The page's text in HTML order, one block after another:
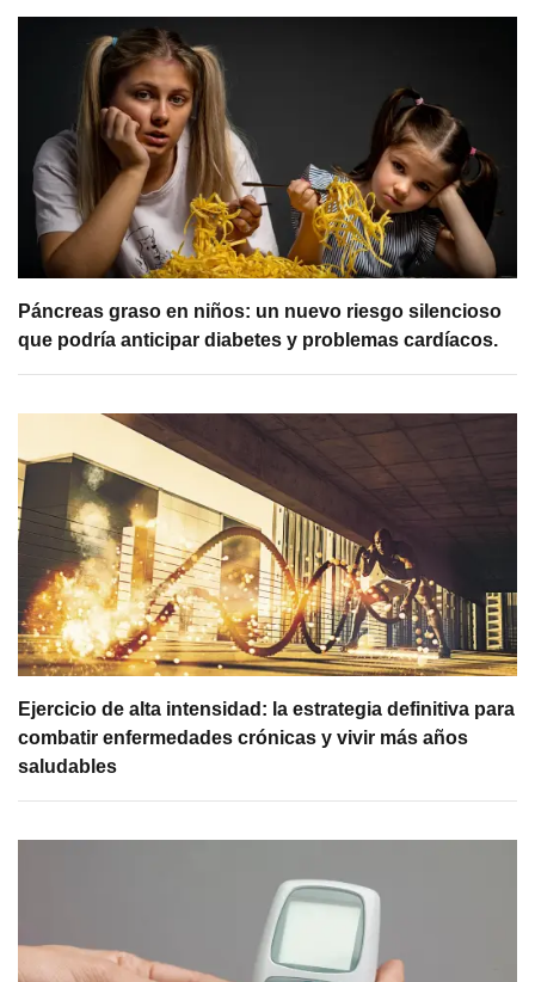
Páncreas graso en niños: un nuevo riesgo silencioso
que podría anticipar diabetes y problemas cardíacos.
Ejercicio de alta intensidad: la estrategia definitiva para
combatir enfermedades crónicas y vivir más años
saludables